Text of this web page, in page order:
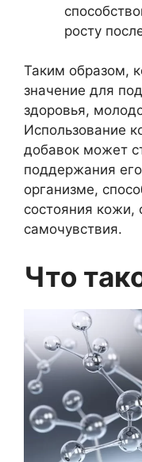
росту
Таким образом,
значение для
здоровья,
Использование
добавок может
поддержания
организме,
состояния кожи,
самочувствия.
Что